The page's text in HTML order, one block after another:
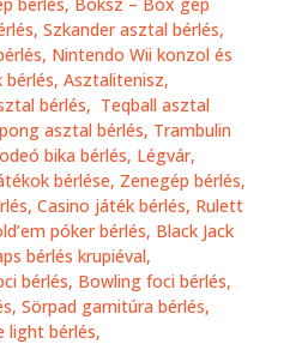
Szkander asztal bérlés,
Nintendo Wii konzol és
, Asztalitenisz,
bérlés, Teqball asztal
asztal bérlés, Trambulin
bika bérlés, Légvár,
bérlése, Zenegép bérlés,
Casino játék bérlés, Rulett
póker bérlés, Black Jack
bérlés krupiéval,
bérlés, Bowling foci bérlés,
Sörpad garnitúra bérlés,
light bérlés,